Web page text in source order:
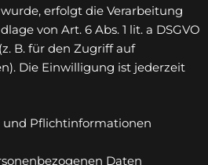
erfolgt die Verarbeitung
von Art. 6 Abs. 1 lit. a DSGVO
B. für den Zugriff auf
Die Einwilligung ist jederzeit
und Pflicht­informationen
Daten